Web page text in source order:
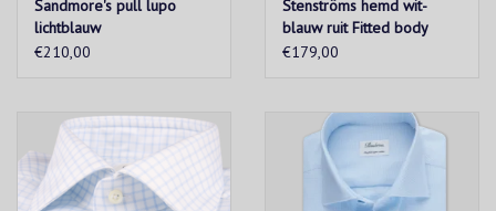
Sandmore's pull lupo
lichtblauw
€210,00
Stenströms hemd wit-
blauw ruit Fitted body
€179,00